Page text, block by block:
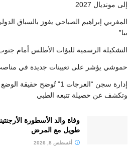
إلى مونديال 2027
المغربي إبراهيم الصباحي يفوز بالسباق
بيا”
التشكيلة الرسمية للبؤات الأطلس أمام جنوب
حموشي يؤشر على تعيينات جديدة في مناصب
إدارة سجن “العرجات 1”
وتكشف عن حصيلة تتبعه الطبي
وفاة والد الأسطورة
طويل مع المرض
أغسطس 8, 2026